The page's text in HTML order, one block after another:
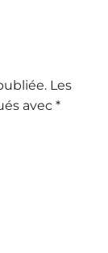
Les
avec*